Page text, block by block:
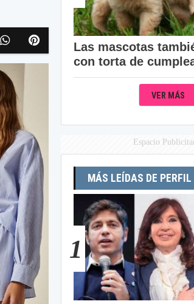
Las mascotas
con torta de
VER MÁS
Espacio
MÁS LEÍDAS DE PERFIL
1